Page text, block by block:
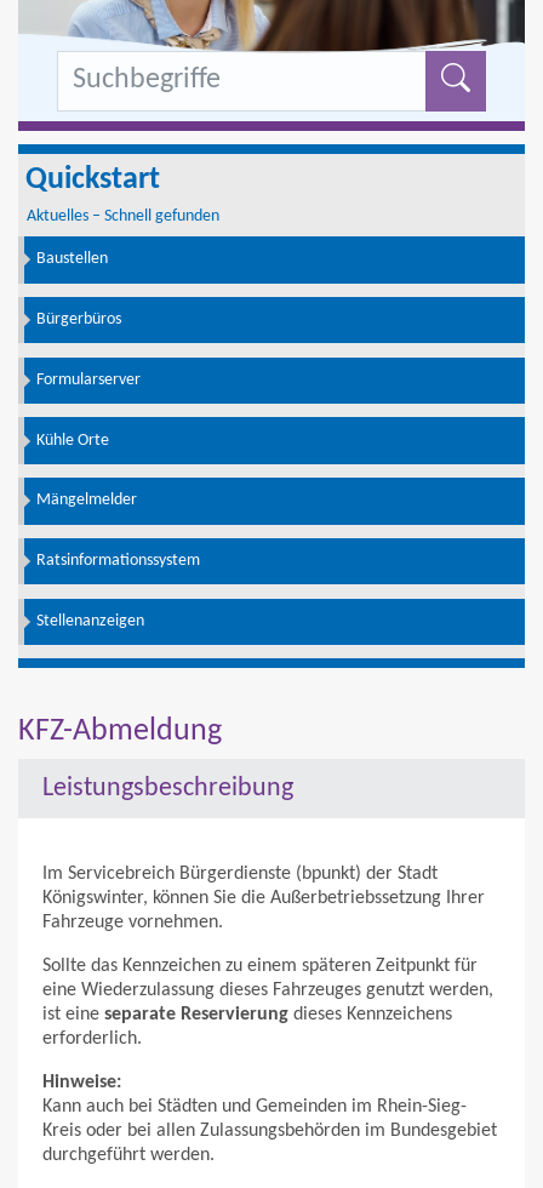
Quickstart
Aktuelles – Schnell gefunden
Baustellen
Bürgerbüros
Formularserver
Kühle Orte
Mängelmelder
Ratsinformationssystem
Stellenanzeigen
KFZ-Abmeldung
Leistungsbeschreibung
Im Servicebreich Bürgerdienste (bpunkt) der Stadt
Königswinter, können Sie die Außerbetriebssetzung Ihrer
Fahrzeuge vornehmen.
Sollte das Kennzeichen zu einem späteren Zeitpunkt für
eine Wiederzulassung dieses Fahrzeuges genutzt werden,
ist eine separate Reservierung dieses Kennzeichens
erforderlich.
Hinweise:
Kann auch bei Städten und Gemeinden im Rhein-Sieg-
Kreis oder bei allen Zulassungsbehörden im Bundesgebiet
durchgeführt werden.